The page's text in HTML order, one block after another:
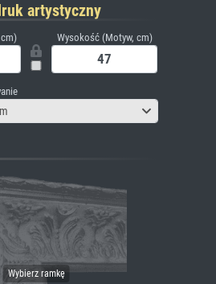
artystyczny
Wysokość (Motyw, cm)